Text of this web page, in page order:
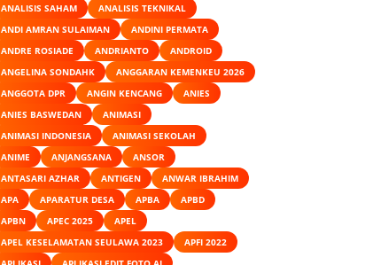
ANALISIS SAHAM
ANALISIS TEKNIKAL
ANDI AMRAN SULAIMAN
ANDINI PERMATA
ANDRE ROSIADE
ANDRIANTO
ANDROID
ANGELINA SONDAHK
ANGGARAN KEMENKEU 2026
ANGGOTA DPR
ANGIN KENCANG
ANIES
ANIES BASWEDAN
ANIMASI
ANIMASI INDONESIA
ANIMASI SEKOLAH
ANIME
ANJANGSANA
ANSOR
ANTASARI AZHAR
ANTIGEN
ANWAR IBRAHIM
APA
APARATUR DESA APBA
APBD
APBN
APEC 2025
APEL
APEL KESELAMATAN SEULAWA 2023
APFI 2022